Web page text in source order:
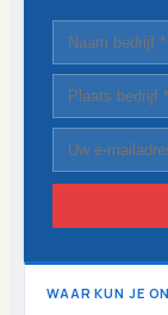
WAAR KUN JE